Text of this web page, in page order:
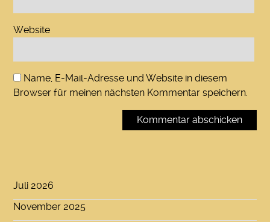
Website
Name, E-Mail-Adresse und Website in diesem
Browser für meinen nächsten Kommentar speichern.
Juli 2026
November 2025